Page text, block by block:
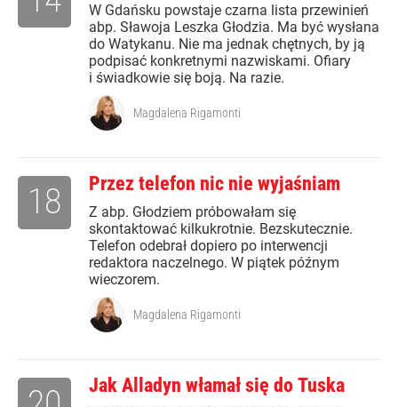
W Gdańsku powstaje czarna lista przewinień
abp. Sławoja Leszka Głodzia. Ma być wysłana
do Watykanu. Nie ma jednak chętnych, by ją
podpisać konkretnymi nazwiskami. Ofiary
i świadkowie się boją. Na razie.
Magdalena Rigamonti
Przez telefon nic nie wyjaśniam
Z abp. Głodziem próbowałam się
skontaktować kilkukrotnie. Bezskutecznie.
Telefon odebrał dopiero po interwencji
redaktora naczelnego. W piątek późnym
wieczorem.
18
Magdalena Rigamonti
Jak Alladyn włamał się do Tuska